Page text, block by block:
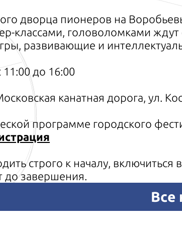
дворца пионеров на
классами, головоломками ждут
развивающие и
11:00 до 16:00
канатная дорога, ул.
программе городского
строго к началу,
до завершения.
Все